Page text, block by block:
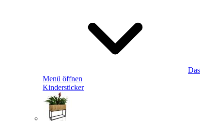
Das
Menü öffnen
Kindersticker